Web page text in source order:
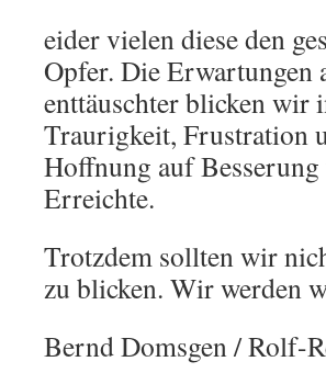
eider vielen diese den
Opfer. Die Erwartungen
enttäuschter blicken wir
Traurigkeit, Frustration
Hoffnung auf
Erreichte.
Trotzdem sollten wir
zu blicken. Wir werden
Bernd Domsgen / Rolf-